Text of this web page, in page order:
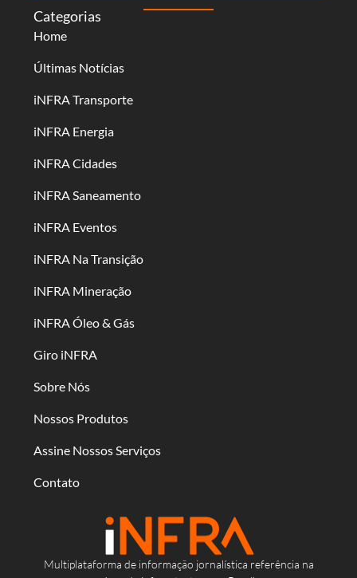
Multiplataforma de informação jornalística referência na
Categorias
Home
Últimas Notícias
iNFRA Transporte
iNFRA Energia
iNFRA Cidades
iNFRA Saneamento
iNFRA Eventos
iNFRA Na Transição
iNFRA Mineração
iNFRA Óleo & Gás
Giro iNFRA
Sobre Nós
Nossos Produtos
Assine Nossos Serviços
Contato